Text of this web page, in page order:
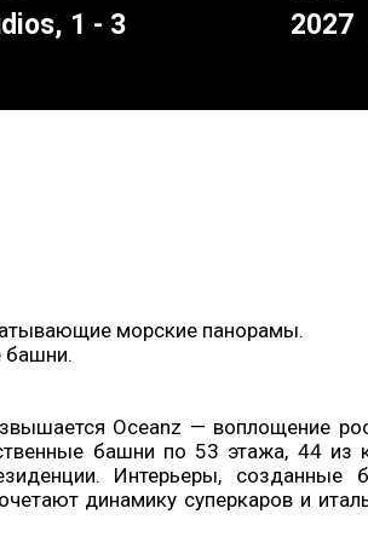
1 - 3 2027
морские панорамы.
башни.
Oceanz — воплощение
башни по 53 этажа, 44 из
Интерьеры, созданные
динамику суперкаров и